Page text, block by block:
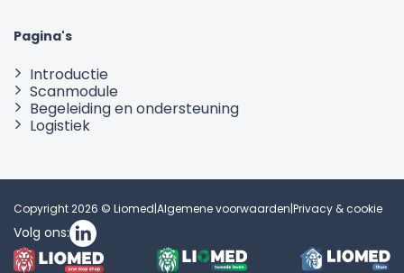
Pagina's
Introductie
Scanmodule
Begeleiding en ondersteuning
Logistiek
Copyright 2026 © Liomed|Algemene voorwaarden|Privacy & cookie
Volg ons: